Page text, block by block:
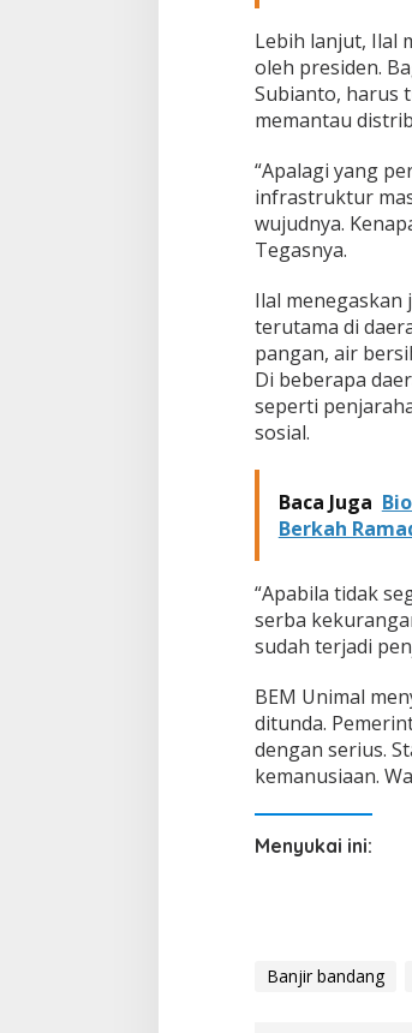
!
Lebih lanjut, Ilal
oleh presiden.
Subianto, harus
memantau
“Apalagi yang
infrastruktur
wujudnya.
Tegasnya.
Ilal
terutama di
pangan, air
Di beberapa
seperti
sosial.
Baca Juga
Berkah
“Apabila tidak
serba
sudah terjadi
BEM Unimal
ditunda.
dengan serius.
kemanusiaan.
Menyukai ini:
Banjir bandang